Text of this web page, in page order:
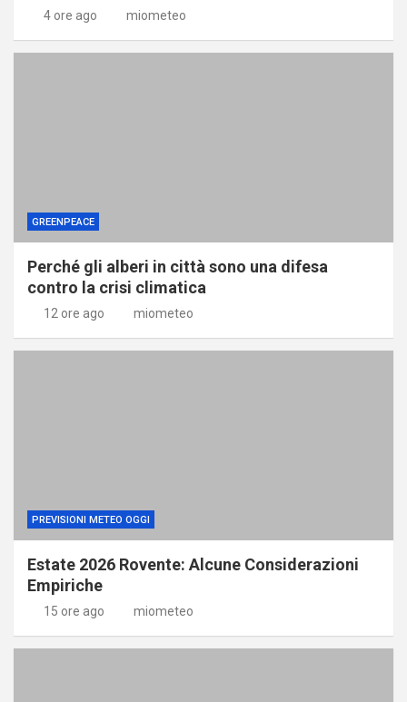
4 ore ago miometeo
GREENPEACE
Perché gli alberi in città sono una difesa
contro la crisi climatica
12 ore ago miometeo
PREVISIONI METEO OGGI
Estate 2026 Rovente: Alcune Considerazioni
Empiriche
15 ore ago miometeo